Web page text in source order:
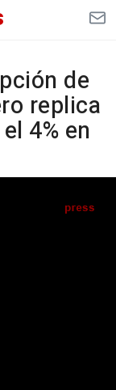
de
replica
4% en